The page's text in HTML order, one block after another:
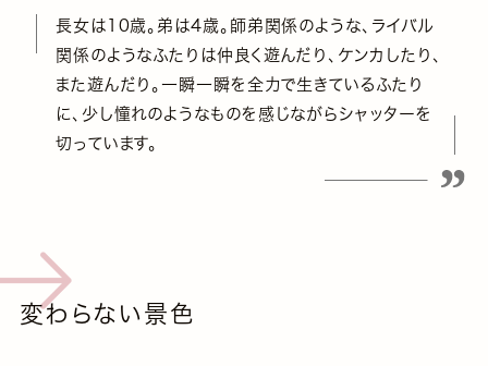
長女は10歳。弟は4歳。師弟関係のような、ライバル
関係のようなふたりは仲良く遊んだり、ケンカしたり、
また遊んだり。一瞬一瞬を全力で生きているふたり
に、少し憧れのようなものを感じながらシャッターを
切っています。
変わらない景色